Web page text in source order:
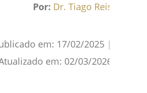
Por: Dr. Tiago Reis
em: 17/02/2025 |
em: 02/03/2026